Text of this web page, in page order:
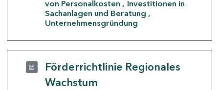
von Personalkosten
Investitionen in
Sachanlagen und Beratung
Unternehmensgründung
Förderrichtlinie Regionales
Wachstum